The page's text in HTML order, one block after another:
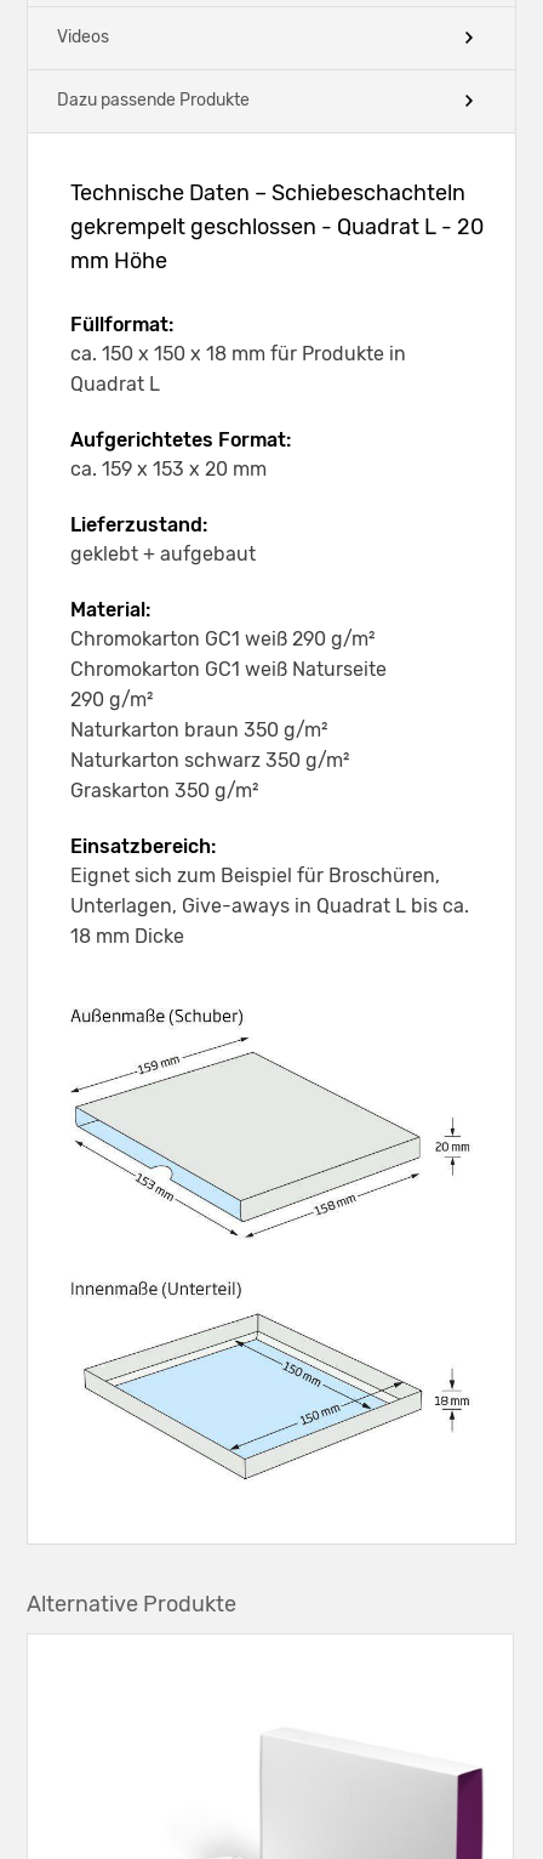
Videos
Dazu passende Produkte
Technische Daten – Schiebeschachteln
gekrempelt geschlossen - Quadrat L - 20
mm Höhe
Füllformat:
ca. 150 x 150 x 18 mm für Produkte in
Quadrat L
Aufgerichtetes Format:
ca. 159 x 153 x 20 mm
Lieferzustand:
geklebt + aufgebaut
Material:
Chromokarton GC1 weiß 290 g/m²
Chromokarton GC1 weiß Naturseite
290 g/m²
Naturkarton braun 350 g/m²
Naturkarton schwarz 350 g/m²
Graskarton 350 g/m²
Einsatzbereich:
Eignet sich zum Beispiel für Broschüren,
Unterlagen, Give-aways in Quadrat L bis ca.
18 mm Dicke
Alternative Produkte